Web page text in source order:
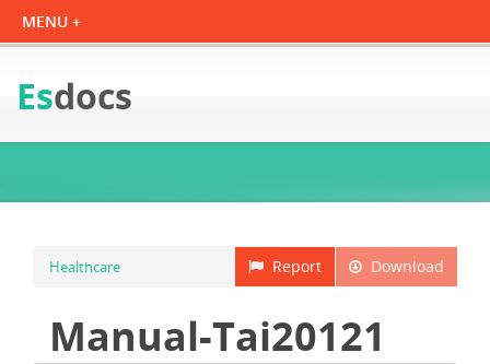
Esdocs
Download
Report
Healthcare
Manual-Tai20121